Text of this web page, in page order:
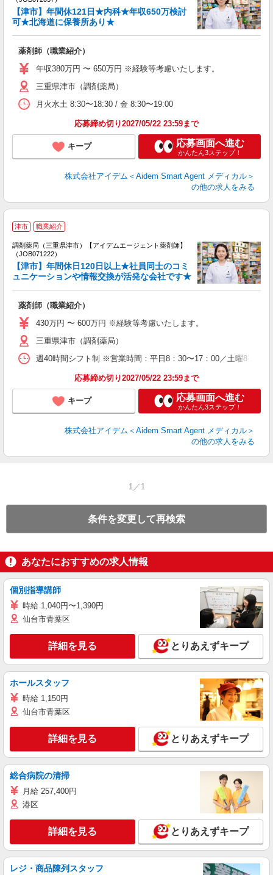
【津市】年間休121日★内科★年収650万検討
可★北海道に保養所あり★
薬剤師（職業紹介）
年収380万円 〜 650万円 ※経験等考慮いたします。
三重県津市（調剤薬局）
月火水土 8:30〜18:30 / 金 8:30〜19:00
応募締め切り2027/05/22 23:59まで
キープ 応募画面へ進む
かんたん3ステップ！
株式会社アイデム＜Aidem Smart Agent メディカル＞
の他の求人をみる
津市 職業紹介
調剤薬局（三重県津市）【アイデムエージェント薬剤師】
（JOB071222）
【津市】年間休日120日以上★社員同士のコミ
ュニケーションや情報交換が活発な会社です★
薬剤師（職業紹介）
430万円 〜 600万円 ※経験等考慮いたします。
三重県津市（調剤薬局）
週40時間シフト制 ※営業時間：平日8：30〜17：00／土曜8：30〜
応募締め切り2027/05/22 23:59まで
キープ 応募画面へ進む
かんたん3ステップ！
株式会社アイデム＜Aidem Smart Agent メディカル＞
の他の求人をみる
1／1
条件を変更して再検索
あなたにおすすめの求人情報
個別指導講師
時給 1,040円〜1,390円
仙台市青葉区
詳細を見る とりあえずキープ
ホールスタッフ
時給 1,150円
仙台市青葉区
詳細を見る とりあえずキープ
総合病院の清掃
月給 257,400円
港区
詳細を見る とりあえずキープ
レジ・商品陳列スタッフ